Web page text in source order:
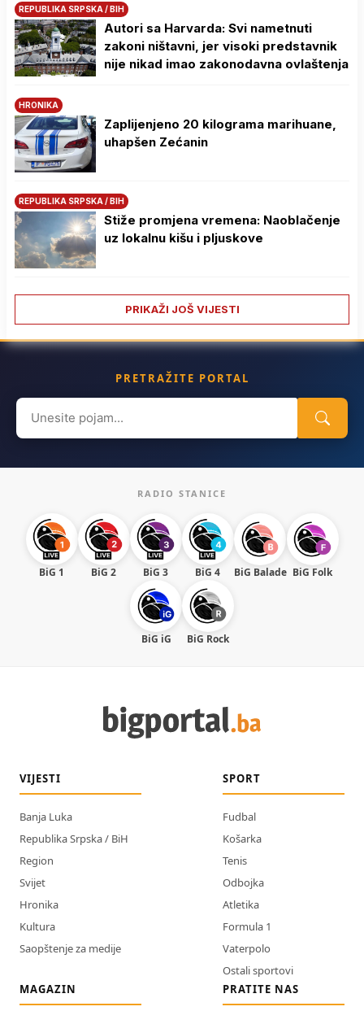
REPUBLIKA SRPSKA / BIH
Autori sa Harvarda: Svi nametnuti
zakoni ništavni, jer visoki predstavnik
nije nikad imao zakonodavna ovlaštenja
HRONIKA
Zaplijenjeno 20 kilograma marihuane,
uhapšen Zećanin
REPUBLIKA SRPSKA / BIH
Stiže promjena vremena: Naoblačenje
uz lokalnu kišu i pljuskove
PRIKAŽI JOŠ VIJESTI
PRETRAŽITE PORTAL
Search
for:
RADIO STANICE
BiG 1 BiG 2 BiG 3 BiG 4 BiG Balade BiG Folk
BiG iG BiG Rock
VIJESTI
Banja Luka
Republika Srpska / BiH
Region
Svijet
Hronika
Kultura
Saopštenje za medije
SPORT
Fudbal
Košarka
Tenis
Odbojka
Atletika
Formula 1
Vaterpolo
Ostali sportovi
MAGAZIN
PRATITE NAS